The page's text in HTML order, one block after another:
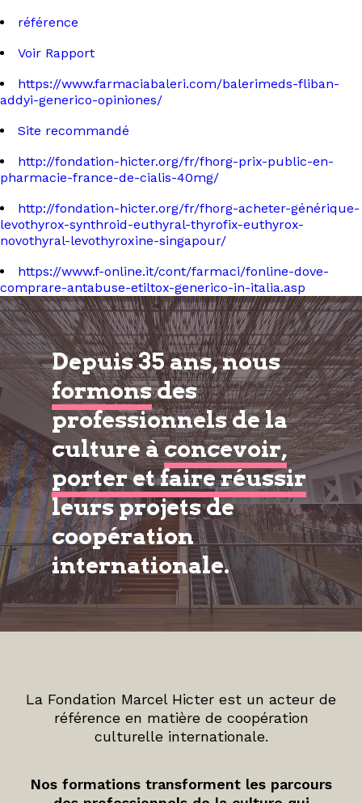
référence
Voir Rapport
https://www.farmaciabaleri.com/balerimeds-fliban-
addyi-generico-opiniones/
Site recommandé
http://fondation-hicter.org/fr/fhorg-prix-public-en-
pharmacie-france-de-cialis-40mg/
http://fondation-hicter.org/fr/fhorg-acheter-générique-
levothyrox-synthroid-euthyral-thyrofix-euthyrox-
novothyral-levothyroxine-singapour/
https://www.f-online.it/cont/farmaci/fonline-dove-
comprare-antabuse-etiltox-generico-in-italia.asp
Depuis 35 ans, nous
formonsdes
professionnels de la
culture àconcevoir,
porter et faire réussir
leurs projets de
coopération
internationale.
La Fondation Marcel Hicter est un acteur de
référence en matière de coopération
culturelle internationale.
Nos formations transforment les parcours